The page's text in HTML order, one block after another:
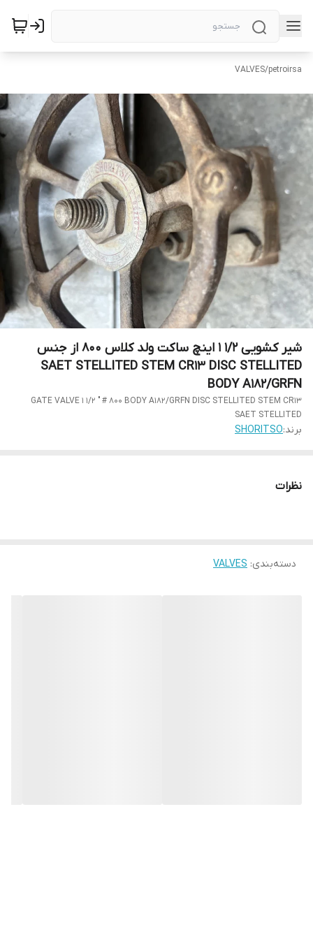
petroirsa
/
VALVES
شیر کشویی 1/2 1 اینچ ساکت ولد کلاس 800 از جنس
SAET STELLITED STEM CR13 DISC STELLITED
BODY A182/GRFN
GATE VALVE 1 1/2 " # 800 BODY A182/GRFN DISC STELLITED STEM CR13
SAET STELLITED
برند:SHORITSO
نظرات
دسته‌بندی:
VALVES